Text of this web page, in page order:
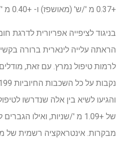
+0.37 מ '/ש' (מאושפז) ו- +0.40 מ '/ש' (ICU).
בניגוד לציפייה אפריורית לדרגת
הראתה עלייה לינארית ברורה
לרמות טיפול נמרץ. עם זאת,
של +1.09 מ '/שניות, ואילו
מבקרות. אינטראקציה רשמית של